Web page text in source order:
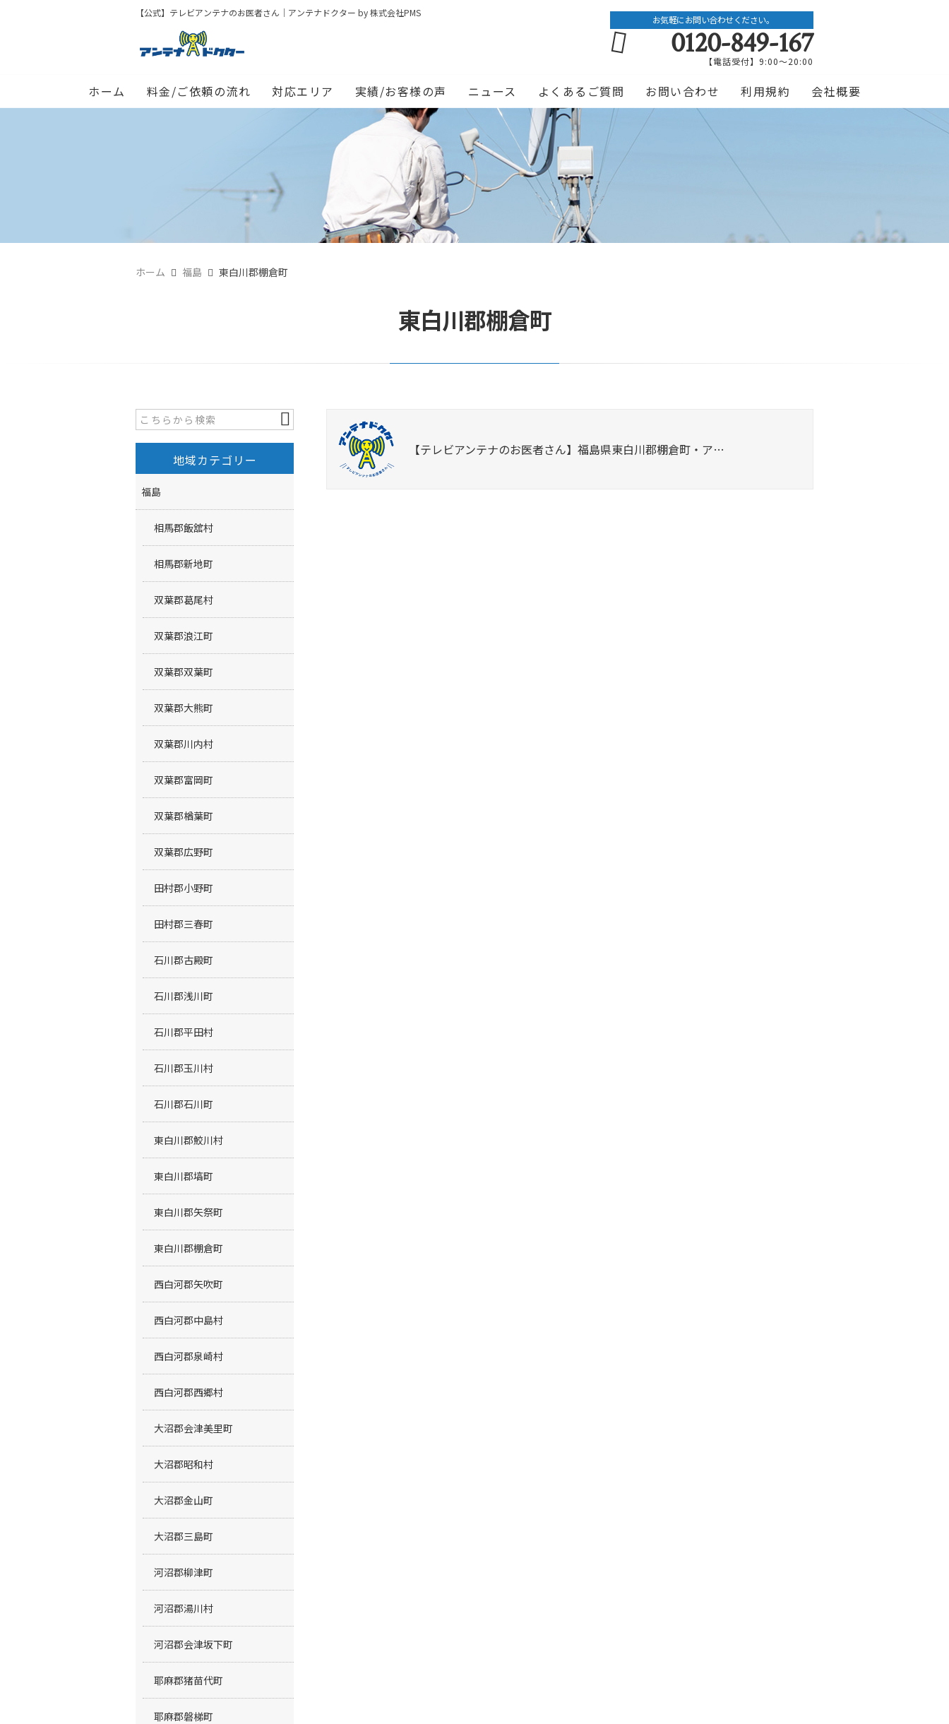
【公式】テレビアンテナのお医者さん｜アンテナドクター by 株式会社PMS
お気軽にお問い合わせください。
0120-849-167
【電話受付】9:00〜20:00
ホーム 料金/ご依頼の流れ 対応エリア 実績/お客様の声 ニュース よくあるご質問 お問い合わせ 利用規約 会社概要
ホーム 福島 東白川郡棚倉町
東白川郡棚倉町
【テレビアンテナのお医者さん】福島県東白川郡棚倉町・ア…
地域カテゴリー
福島
相馬郡飯舘村
相馬郡新地町
双葉郡葛尾村
双葉郡浪江町
双葉郡双葉町
双葉郡大熊町
双葉郡川内村
双葉郡富岡町
双葉郡楢葉町
双葉郡広野町
田村郡小野町
田村郡三春町
石川郡古殿町
石川郡浅川町
石川郡平田村
石川郡玉川村
石川郡石川町
東白川郡鮫川村
東白川郡塙町
東白川郡矢祭町
東白川郡棚倉町
西白河郡矢吹町
西白河郡中島村
西白河郡泉崎村
西白河郡西郷村
大沼郡会津美里町
大沼郡昭和村
大沼郡金山町
大沼郡三島町
河沼郡柳津町
河沼郡湯川村
河沼郡会津坂下町
耶麻郡猪苗代町
耶麻郡磐梯町